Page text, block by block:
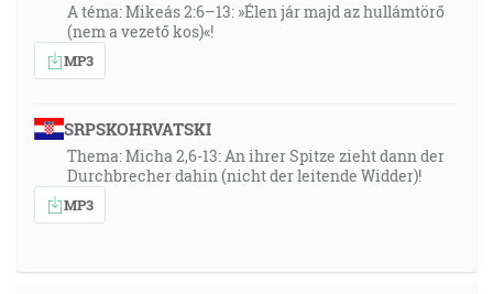
A téma: Mikeás 2:6–13: »Élen jár majd az hullámtörő
(nem a vezető kos)«!
MP3
SRPSKOHRVATSKI
Thema: Micha 2,6-13: An ihrer Spitze zieht dann der
Durchbrecher dahin (nicht der leitende Widder)!
MP3